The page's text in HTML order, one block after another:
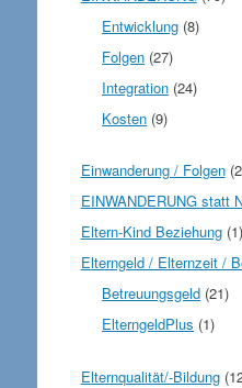
Entwicklung (8)
Folgen (27)
Integration (24)
Kosten (9)
Einwanderung / Folgen
EINWANDERUNG statt
Eltern-Kind Beziehung(1)
Elterngeld / Elternzeit /
Betreuungsgeld (21)
ElterngeldPlus (1)
Elternqualität/-Bildung